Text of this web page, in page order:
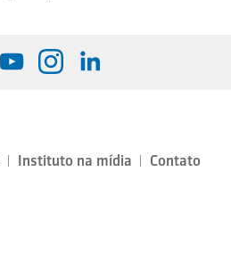
Instituto na mídia
Contato